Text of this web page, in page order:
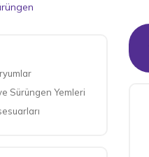
Sürüngen Yemleri